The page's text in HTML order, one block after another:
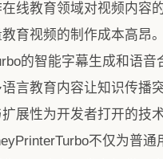
线教育领域对视频内容
育视频的制作成本高昂。
的智能字幕生成和语音
言教育内容让知识传播
展性为开发者打开的技
不仅为普通